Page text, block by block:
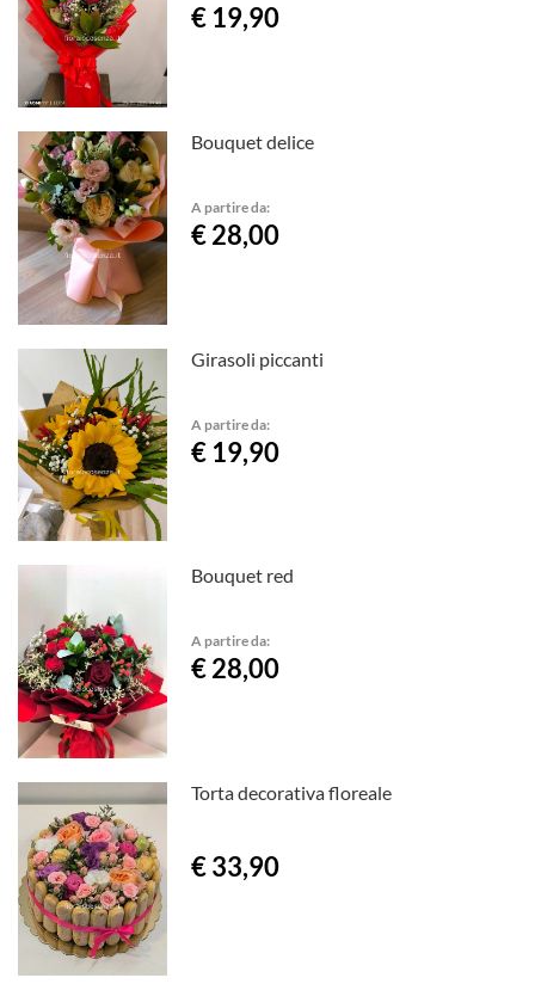
€ 19,90
Bouquet delice
A partire da:
€ 28,00
Girasoli piccanti
A partire da:
€ 19,90
Bouquet red
A partire da:
€ 28,00
Torta decorativa floreale
€ 33,90